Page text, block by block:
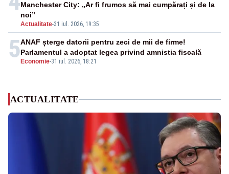
Actualitate-31 iul. 2026, 19:35
Manchester City: „Ar fi frumos să mai cumpărați și de la
noi”
5 Economie-31 iul. 2026, 18:21
ANAF șterge datorii pentru zeci de mii de firme!
Parlamentul a adoptat legea privind amnistia fiscală
ACTUALITATE